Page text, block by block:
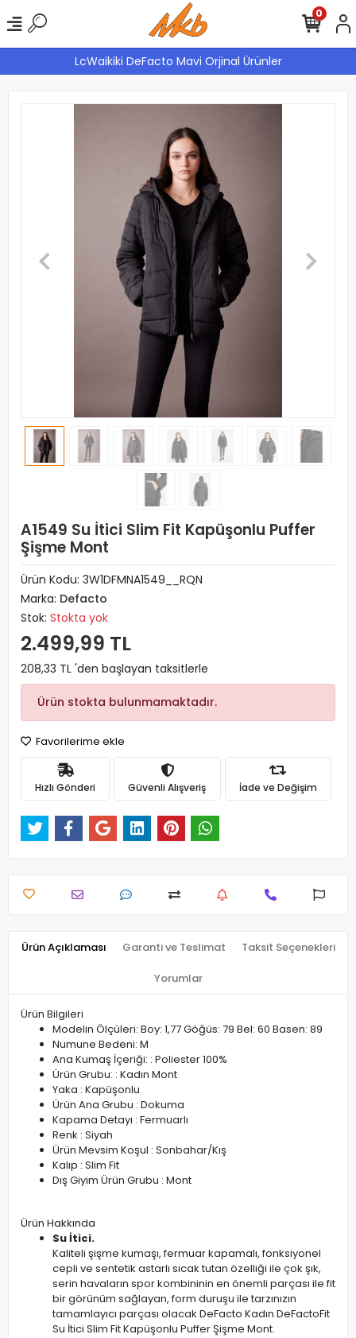
LcWaikiki DeFacto Mavi Orjinal Ürünler
0
A1549 Su İtici Slim Fit Kapüşonlu Puffer
Şişme Mont
Ürün Kodu: 3W1DFMNA1549__RQN
Marka: Defacto
Stok: Stokta yok
2.499,99 TL
208,33 TL 'den başlayan taksitlerle
Ürün stokta bulunmamaktadır.
Favorilerime ekle
Hızlı Gönderi Güvenli Alışveriş İade ve Değişim
Ürün Açıklaması Garanti ve Teslimat Taksit Seçenekleri
Yorumlar
Ürün Bilgileri
Modelin Ölçüleri: Boy: 1,77 Göğüs: 79 Bel: 60 Basen: 89
Numune Bedeni: M
Ana Kumaş İçeriği: : Poliester 100%
Ürün Grubu: : Kadın Mont
Yaka : Kapüşonlu
Ürün Ana Grubu : Dokuma
Kapama Detayı : Fermuarlı
Renk : Siyah
Ürün Mevsim Koşul : Sonbahar/Kış
Kalıp : Slim Fit
Dış Giyim Ürün Grubu : Mont
Ürün Hakkında
Su İtici.
Kaliteli şişme kumaşı, fermuar kapamalı, fonksiyonel
cepli ve sentetik astarlı sıcak tutan özelliği ile çok şık,
serin havaların spor kombininin en önemli parçası ile fit
bir görünüm sağlayan, form duruşu ile tarzınızın
tamamlayıcı parçası olacak DeFacto Kadın DeFactoFit
Su İtici Slim Fit Kapüşonlu Puffer Şişme Mont.